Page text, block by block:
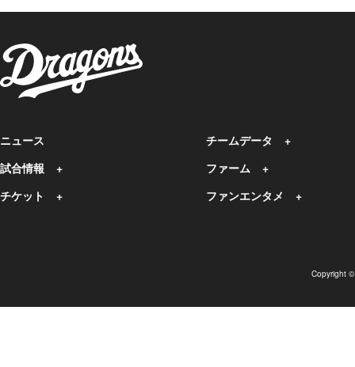
ニュース
試合情報
チケット
チームデータ
ファーム
ファンエンタメ
Copyright